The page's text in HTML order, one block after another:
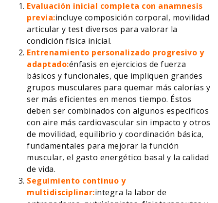
Evaluación inicial completa con anamnesis
previa:incluye composición corporal, movilidad
articular y test diversos para valorar la
condición física inicial.
Entrenamiento personalizado progresivo y
adaptado:énfasis en ejercicios de fuerza
básicos y funcionales, que impliquen grandes
grupos musculares para quemar más calorías y
ser más eficientes en menos tiempo. Éstos
deben ser combinados con algunos específicos
con aire más cardiovascular sin impacto y otros
de movilidad, equilibrio y coordinación básica,
fundamentales para mejorar la función
muscular, el gasto energético basal y la calidad
de vida.
Seguimiento continuo y
multidisciplinar:integra la labor de